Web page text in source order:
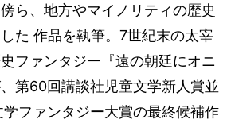
ら、地方やマイノリティの歴史
た 作品を執筆。7世紀末の太宰
ファンタジー『遠の朝廷にオニ
第60回講談社児童文学新人賞並
ファンタジー大賞の最終候補作